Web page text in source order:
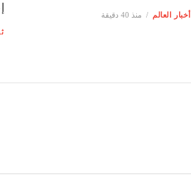
أخبار العالم منذ 40 دقيقة